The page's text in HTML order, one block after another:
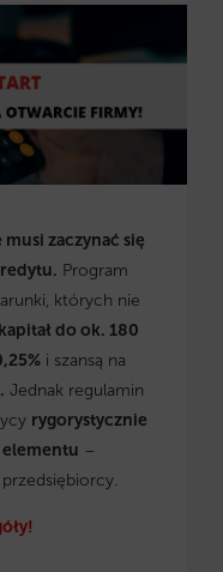
musi zaczynać się
Program
których nie
kapitał do ok. 180
i szansą na
Jednak regulamin
rygorystycznie
–
przedsiębiorcy.